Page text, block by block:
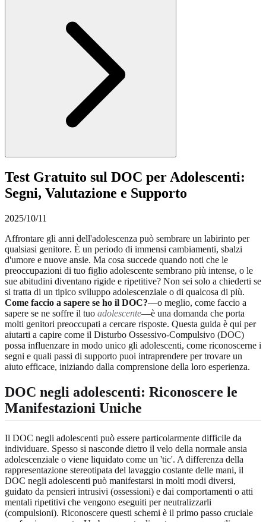
Test Gratuito sul DOC per Adolescenti:
Segni, Valutazione e Supporto
2025/10/11
Affrontare gli anni dell'adolescenza può sembrare un labirinto per
qualsiasi genitore. È un periodo di immensi cambiamenti, sbalzi
d'umore e nuove ansie. Ma cosa succede quando noti che le
preoccupazioni di tuo figlio adolescente sembrano più intense, o le
sue abitudini diventano rigide e ripetitive? Non sei solo a chiederti se
si tratta di un tipico sviluppo adolescenziale o di qualcosa di più.
Come faccio a sapere se ho il DOC?—o meglio, come faccio a
sapere se ne soffre il tuo adolescente—è una domanda che porta
molti genitori preoccupati a cercare risposte. Questa guida è qui per
aiutarti a capire come il Disturbo Ossessivo-Compulsivo (DOC)
possa influenzare in modo unico gli adolescenti, come riconoscerne i
segni e quali passi di supporto puoi intraprendere per trovare un
aiuto efficace, iniziando dalla comprensione della loro esperienza.
DOC negli adolescenti: Riconoscere le
Manifestazioni Uniche
Il DOC negli adolescenti può essere particolarmente difficile da
individuare. Spesso si nasconde dietro il velo della normale ansia
adolescenziale o viene liquidato come un 'tic'. A differenza della
rappresentazione stereotipata del lavaggio costante delle mani, il
DOC negli adolescenti può manifestarsi in molti modi diversi,
guidato da pensieri intrusivi (ossessioni) e dai comportamenti o atti
mentali ripetitivi che vengono eseguiti per neutralizzarli
(compulsioni). Riconoscere questi schemi è il primo passo cruciale